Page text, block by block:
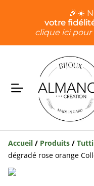
🎉☀️
votre
clique ici
Accueil / Produits /
dégradé rose orange